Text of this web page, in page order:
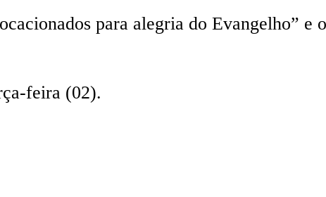
para alegria do Evangelho” e
feira (02).